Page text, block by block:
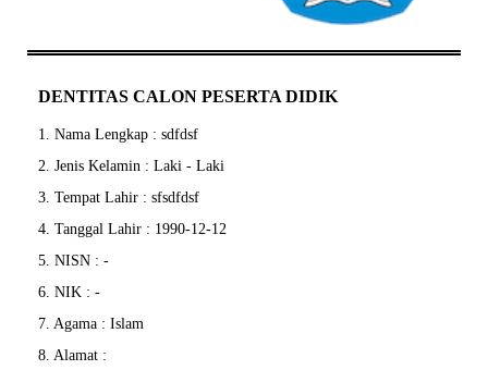
DENTITAS CALON PESERTA DIDIK
1. Nama Lengkap : sdfdsf
2. Jenis Kelamin : Laki - Laki
3. Tempat Lahir : sfsdfdsf
4. Tanggal Lahir : 1990-12-12
5. NISN : -
6. NIK : -
7. Agama : Islam
8. Alamat :